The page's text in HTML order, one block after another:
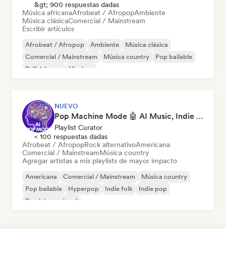
&gt; 900 respuestas dadas
Música africanaAfrobeat / AfropopAmbiente
Música clásicaComercial / Mainstream
Escribir artículos
Afrobeat / Afropop Ambiente
Música clásica
Comercial / Mainstream
Música country
Pop bailable
Drill / Jersey
Hip-hop
NUEVO
Pop Machine Mode 🤖 AI Music, Indie Pop & Dream Pop
Playlist Curator
< 100 respuestas dadas
Afrobeat / AfropopRock alternativoAmericana
Comercial / MainstreamMúsica country
Agregar artistas a mis playlists de mayor impacto
Americana Comercial / Mainstream
Música country
Pop bailable
Hyperpop Indie folk
Indie pop
Pop internacional